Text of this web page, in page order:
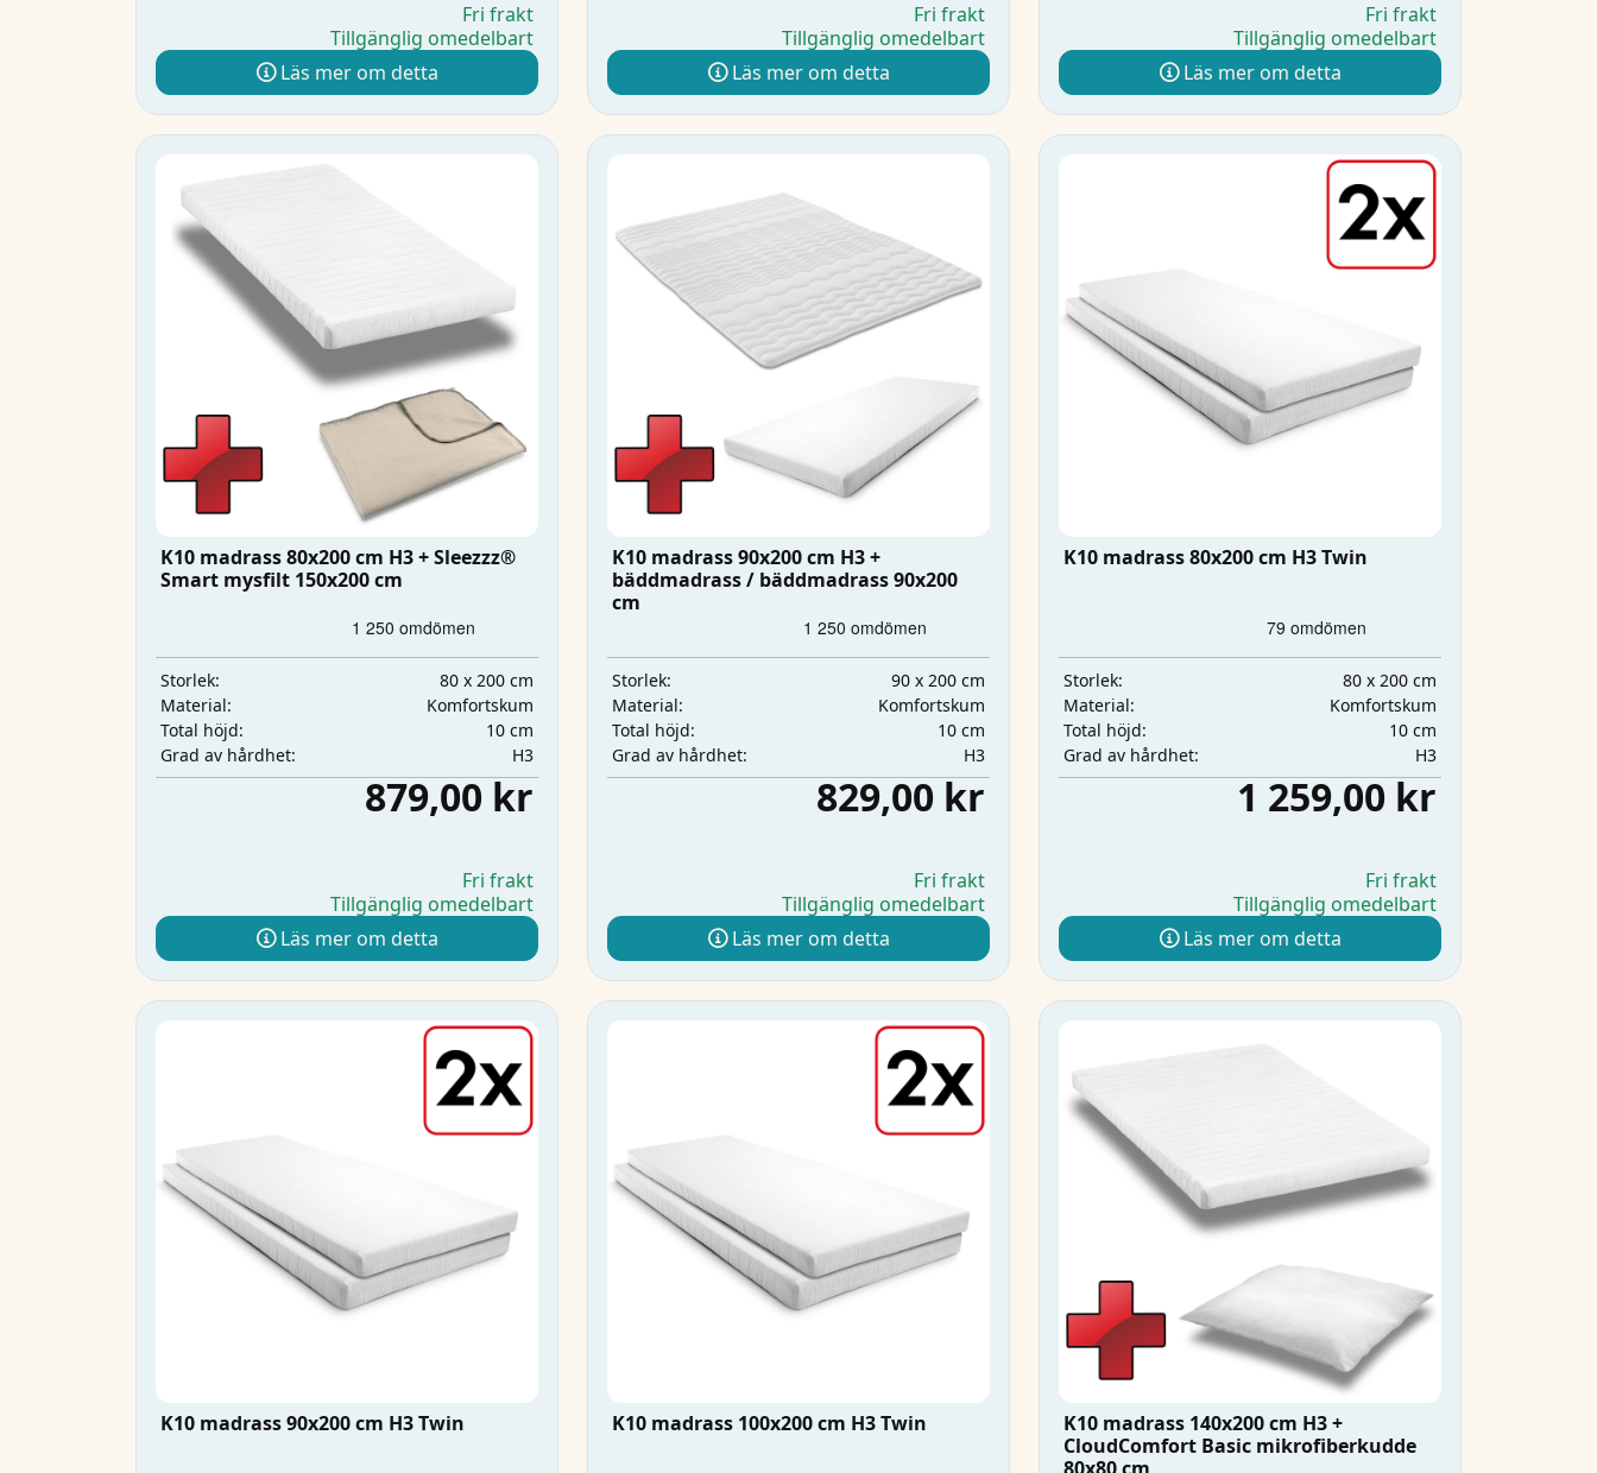
Fri frakt
Tillgänglig omedelbart
Läs mer om detta
Fri frakt
Tillgänglig omedelbart
Läs mer om detta
Fri frakt
Tillgänglig omedelbart
Läs mer om detta
K10 madrass 80x200 cm H3 + Sleezzz®
Smart mysfilt 150x200 cm
Storlek:
80 x 200 cm
Material:
Komfortskum
Total höjd:
10 cm
Grad av hårdhet:
H3
879,00 kr
Fri frakt
Tillgänglig omedelbart
Läs mer om detta
K10 madrass 90x200 cm H3 +
bäddmadrass / bäddmadrass 90x200
cm
Storlek:
90 x 200 cm
Material:
Komfortskum
Total höjd:
10 cm
Grad av hårdhet:
H3
829,00 kr
Fri frakt
Tillgänglig omedelbart
Läs mer om detta
K10 madrass 80x200 cm H3 Twin
Storlek:
80 x 200 cm
Material:
Komfortskum
Total höjd:
10 cm
Grad av hårdhet:
H3
1 259,00 kr
Fri frakt
Tillgänglig omedelbart
Läs mer om detta
K10 madrass 90x200 cm H3 Twin K10 madrass 100x200 cm H3 Twin
K10 madrass 140x200 cm H3 +
CloudComfort Basic mikrofiberkudde